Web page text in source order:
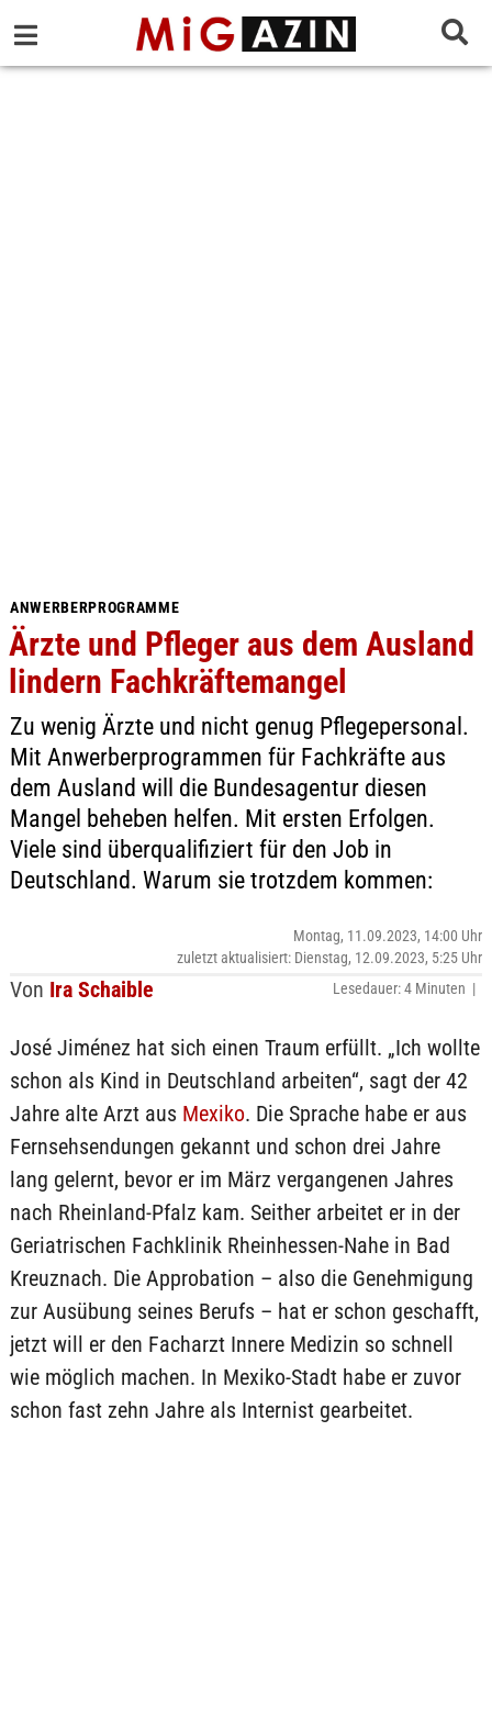
ANWERBERPROGRAMME
Ärzte und Pfleger aus dem Ausland
lindern Fachkräftemangel
Zu wenig Ärzte und nicht genug Pflegepersonal.
Mit Anwerberprogrammen für Fachkräfte aus
dem Ausland will die Bundesagentur diesen
Mangel beheben helfen. Mit ersten Erfolgen.
Viele sind überqualifiziert für den Job in
Deutschland. Warum sie trotzdem kommen:
Von Ira Schaible
Montag, 11.09.2023, 14:00 Uhr
zuletzt aktualisiert: Dienstag, 12.09.2023, 5:25 Uhr
Lesedauer: 4 Minuten |
José Jiménez hat sich einen Traum erfüllt. „Ich wollte
schon als Kind in Deutschland arbeiten“, sagt der 42
Jahre alte Arzt aus Mexiko. Die Sprache habe er aus
Fernsehsendungen gekannt und schon drei Jahre
lang gelernt, bevor er im März vergangenen Jahres
nach Rheinland-Pfalz kam. Seither arbeitet er in der
Geriatrischen Fachklinik Rheinhessen-Nahe in Bad
Kreuznach. Die Approbation – also die Genehmigung
zur Ausübung seines Berufs – hat er schon geschafft,
jetzt will er den Facharzt Innere Medizin so schnell
wie möglich machen. In Mexiko-Stadt habe er zuvor
schon fast zehn Jahre als Internist gearbeitet.